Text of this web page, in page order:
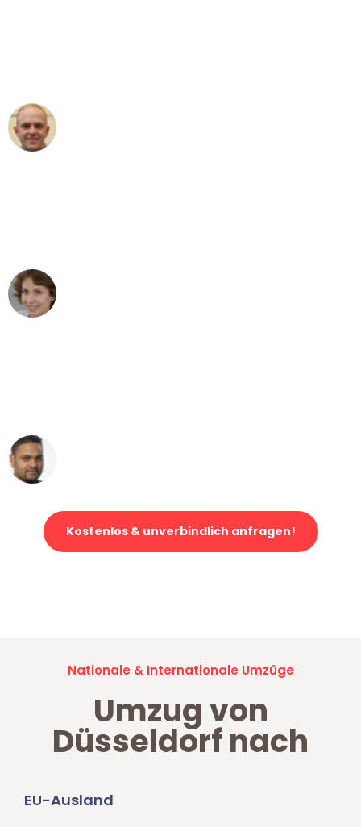
Kostenlos & unverbindlich anfragen!
Nationale & Internationale Umzüge
Umzug von
Düsseldorf nach
EU-Ausland